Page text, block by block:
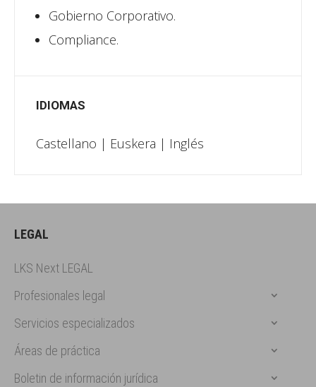
LEGAL
LKS Next LEGAL
Profesionales legal
Servicios especializados
Áreas de práctica
Boletin de información jurídica
Gobierno Corporativo.
Compliance.
IDIOMAS
Castellano | Euskera | Inglés